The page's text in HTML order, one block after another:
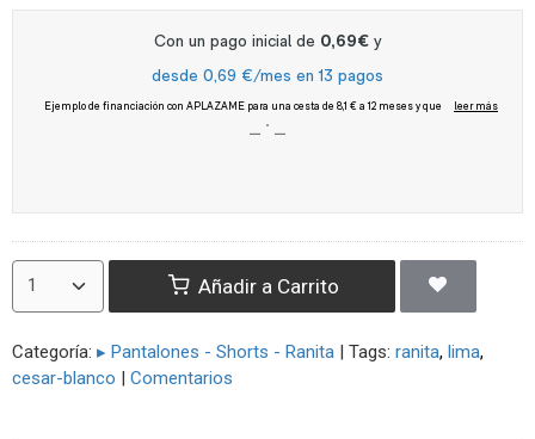
Añadir a Carrito
Categoría: ▸ Pantalones - Shorts - Ranita | Tags: ranita lima
cesar-blanco | Comentarios